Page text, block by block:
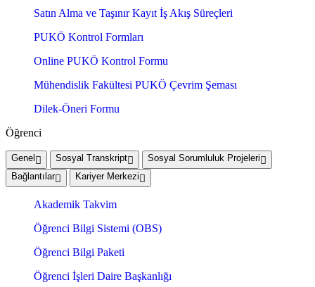
Satın Alma ve Taşınır Kayıt İş Akış Süreçleri
PUKÖ Kontrol Formları
Online PUKÖ Kontrol Formu
Mühendislik Fakültesi PUKÖ Çevrim Şeması
Dilek-Öneri Formu
Öğrenci
Genel Sosyal Transkript
Sosyal Sorumluluk Projeleri
Bağlantılar
Kariyer Merkezi
Akademik Takvim
Öğrenci Bilgi Sistemi (OBS)
Öğrenci Bilgi Paketi
Öğrenci İşleri Daire Başkanlığı